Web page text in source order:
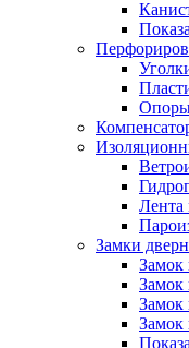
Опоры
Лента
Замки
Замок
Замок
Замок
Замок